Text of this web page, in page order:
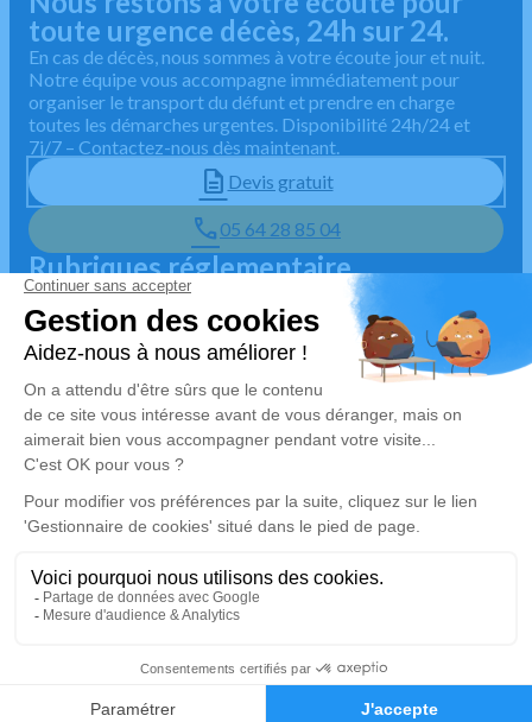
toute urgence décès, 24h sur 24.
En cas de décès, nous sommes à votre écoute jour et nuit.
Notre équipe vous accompagne immédiatement pour
organiser le transport du défunt et prendre en charge
toutes les démarches urgentes. Disponibilité 24h/24 et
7j/7 – Contactez-nous dès maintenant.
Devis gratuit
05 64 28 85 04
Rubriques réglementaire
Mentions légales
Politique de traitement des données personnelles
Politique d'utilisation des cookies
Gestionnaire de cookies
Zone d'intervention
4.8/5 sur Google
🇫🇷 Habilité par la préfecture